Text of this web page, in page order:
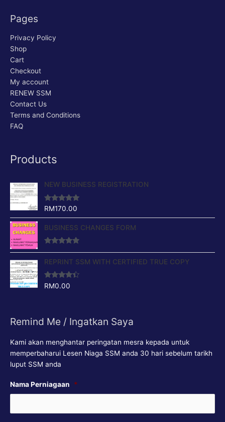
Pages
Privacy Policy
Shop
Cart
Checkout
My account
RENEW SSM
Contact Us
Terms and Conditions
FAQ
Products
NEW BUSINESS REGISTRATION
Rated4.88
RM170.00
BUSINESS CHANGES FORM
REPRINT SSM WITH CERTIFIED TRUE COPY
Rated4.17
RM0.00
Remind Me / Ingatkan Saya
Kami akan menghantar peringatan mesra kepada untuk
memperbaharui Lesen Niaga SSM anda 30 hari sebelum tarikh
luput SSM anda
Nama Perniagaan *
DD
dash